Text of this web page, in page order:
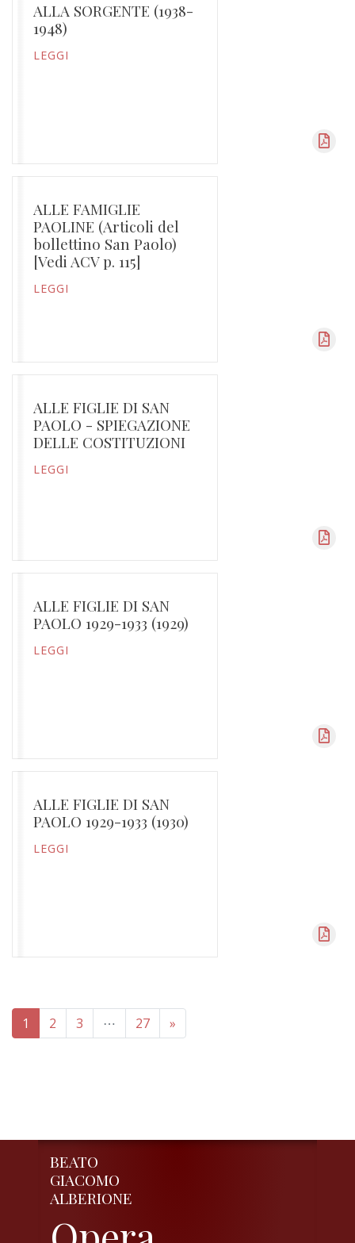
ALLA SORGENTE (1938-
1948)
LEGGI
ALLE FAMIGLIE
PAOLINE (Articoli del
bollettino San Paolo)
[Vedi ACV p. 115]
LEGGI
ALLE FIGLIE DI SAN
PAOLO - SPIEGAZIONE
DELLE COSTITUZIONI
LEGGI
ALLE FIGLIE DI SAN
PAOLO 1929-1933 (1929)
LEGGI
ALLE FIGLIE DI SAN
PAOLO 1929-1933 (1930)
LEGGI
1 2 3 ⋯ 27 »
BEATO
GIACOMO
ALBERIONE